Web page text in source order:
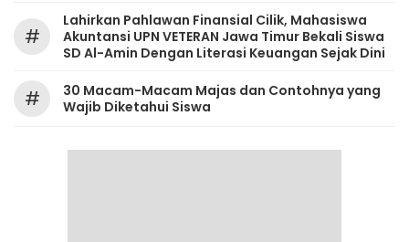
#
Lahirkan Pahlawan Finansial Cilik, Mahasiswa
Akuntansi UPN VETERAN Jawa Timur Bekali Siswa
SD Al-Amin Dengan Literasi Keuangan Sejak Dini
#
30 Macam-Macam Majas dan Contohnya yang
Wajib Diketahui Siswa